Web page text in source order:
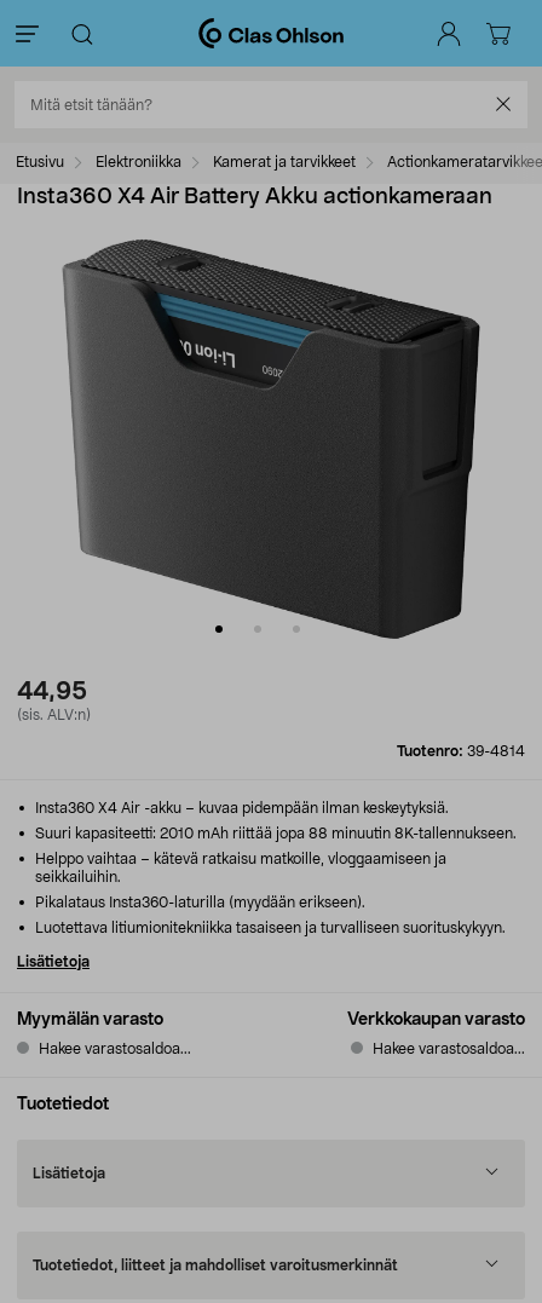
Etusivu Elektroniikka Kamerat ja tarvikkeet
Insta360 X4 Air Battery Akku actionkameraan
44,95
(sis. ALV:n)
Tuotenro: 39-4814
Myymälän varasto
Hakee varastosaldoa...
Verkkokaupan varasto
Hakee varastosaldoa...
Insta360 X4 Air -akku – kuvaa pidempään ilman keskeytyksiä.
Suuri kapasiteetti: 2010 mAh riittää jopa 88 minuutin 8K-tallennukseen.
Helppo vaihtaa – kätevä ratkaisu matkoille, vloggaamiseen ja
seikkailuihin.
Pikalataus Insta360-laturilla (myydään erikseen).
Luotettava litiumionitekniikka tasaiseen ja turvalliseen suorituskykyyn.
Lisätietoja
Tuotetiedot
Lisätietoja
Tuotetiedot, liitteet ja mahdolliset varoitusmerkinnät